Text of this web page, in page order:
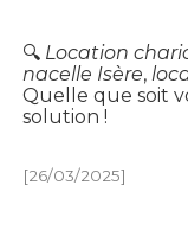
🔍 Location
nacelle Isère,
Quelle que soit
solution !
[26/03/2025]